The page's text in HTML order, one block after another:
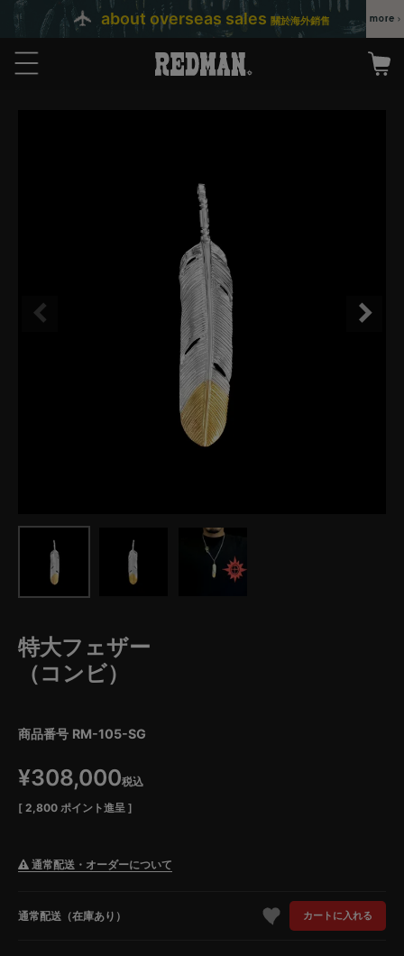
about overseas sales 關於海外銷售
特大フェザー
（コンビ）
商品番号 RM-105-SG
¥308,000税込
[ 2,800 ポイント進呈 ]
通常配送・オーダーについて
通常配送（在庫あり） カートに入れる